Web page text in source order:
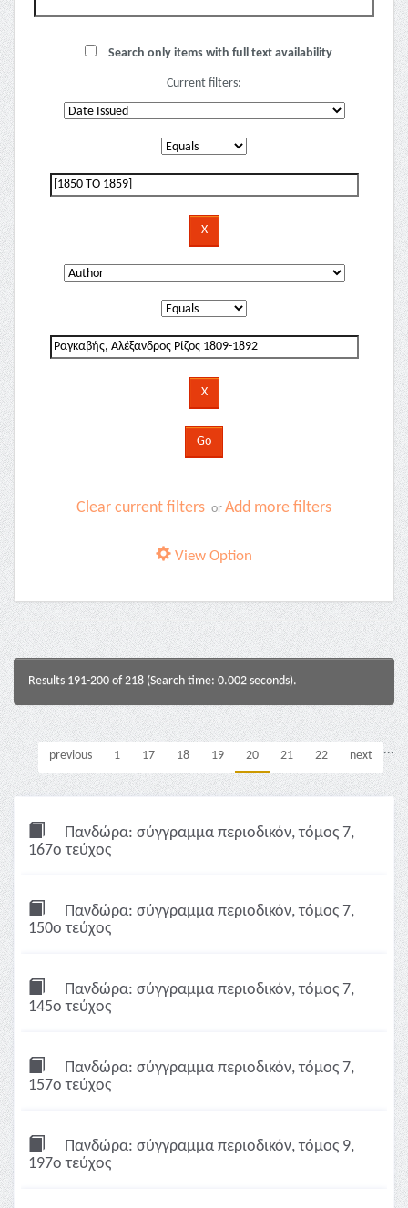
Search only items with full text availability
Current filters:
Clear current filters or Add more filters
View Option
Results 191-200 of 218 (Search time: 0.002 seconds).
previous 1 ...
17 18 19 20 21 22 next
Πανδώρα: σύγγραμμα περιοδικόν, τόμος 7,
167ο τεύχος
Πανδώρα: σύγγραμμα περιοδικόν, τόμος 7,
150ο τεύχος
Πανδώρα: σύγγραμμα περιοδικόν, τόμος 7,
145ο τεύχος
Πανδώρα: σύγγραμμα περιοδικόν, τόμος 7,
157ο τεύχος
Πανδώρα: σύγγραμμα περιοδικόν, τόμος 9,
197ο τεύχος